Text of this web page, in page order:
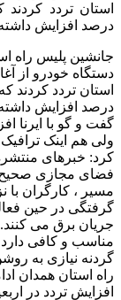
درصد افزایش
دستگاه خودرو از
درصد افزایش
گفت و گو با ایرنا
ولی هم اینک
کرد: خبرهای
فضای مجازی صحیح
مسیر ، کارگران با
گرفتگی در حین
جریان برق می
مناسب و کافی
گردنه نیازی به
راه استان همدان
افزایش تردد در